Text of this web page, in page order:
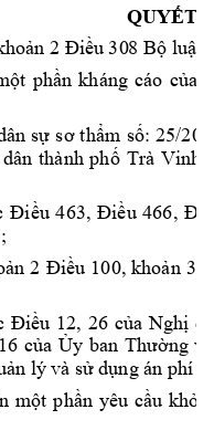
QUYẾT
n 2 Điều 308 Bộ luật
phần kháng cáo của
sự sơ thẩm số: 25/
dân thành phố Trà Vinh
Điều 463, Điều 466,
n 2 Điều 100, khoản 38
Điều 12, 26 của Nghị
của Ủy ban Thường v
ản lý và sử dụng án phí
một phần yêu cầu khởi